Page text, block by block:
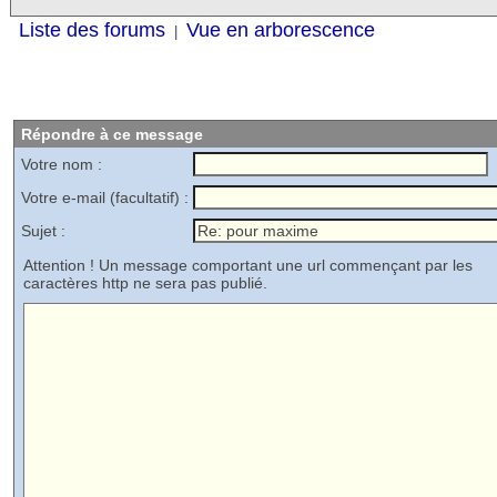
Liste des forums Vue en arborescence
Répondre à ce message
Votre nom :
Votre e-mail (facultatif) :
Sujet :
Attention ! Un message comportant une url commençant par les
caractères http ne sera pas publié.